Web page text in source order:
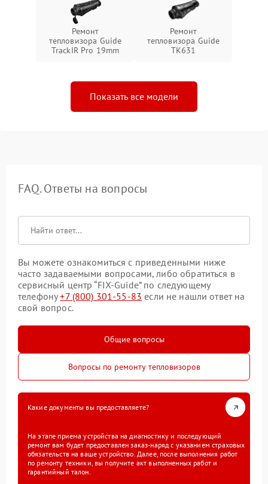
Ремонт
тепловизора Guide
TrackIR Pro 19mm
Ремонт
тепловизора Guide
TK631
Показать все модели
FAQ. Ответы на вопросы
Вы можете ознакомиться с приведенными ниже
часто задаваемыми вопросами, либо обратиться в
сервисный центр “FIX-Guide” по следующему
телефону+7 (800) 301-55-83 если не нашли ответ на
свой вопрос.
Общие вопросы
Вопросы по ремонту тепловизоров
Какие документы вы предоставляете?
На этапе приема устройства на диагностику и последующий
ремонт вам будет предоставлен заказ-наряд с указанием страховых
обязательств на ваше устройство. Далее, после выполнения работ
по ремонту техники, вы получите акт выполненных работ и
гарантийный талон.